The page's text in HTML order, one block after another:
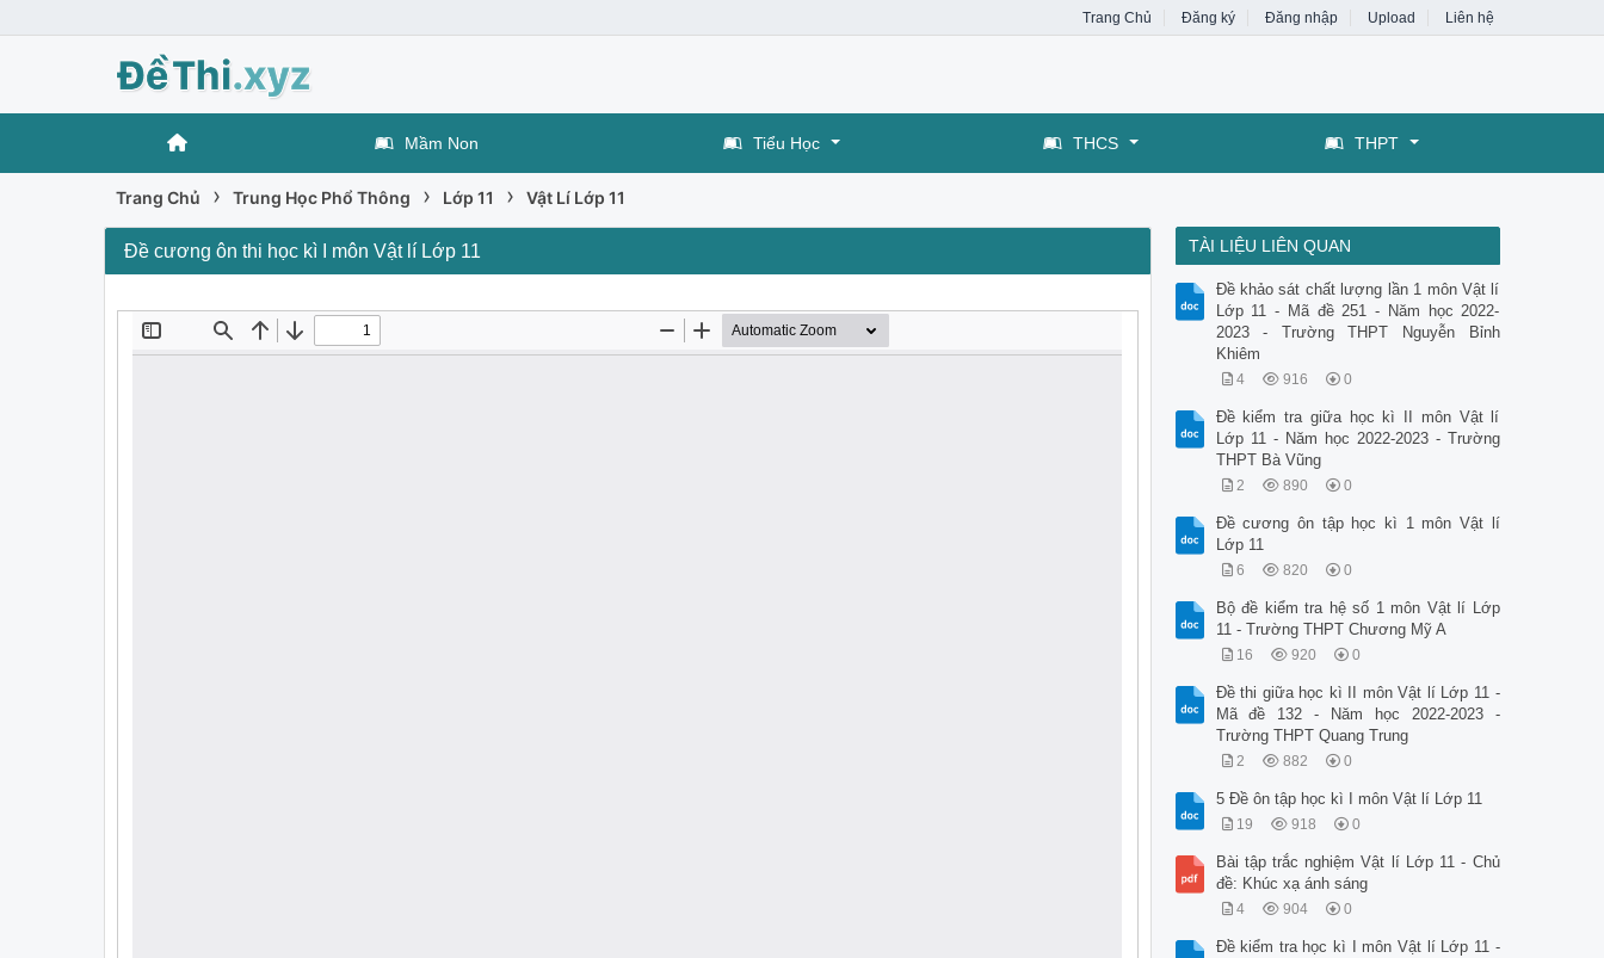
Trang Chủ Đăng ký Đăng nhập Upload Liên hệ
Mầm Non Tiểu Học THCS THPT
Trang Chủ › Trung Học Phổ Thông › Lớp 11 › Vật Lí Lớp 11
Đề cương ôn thi học kì I môn Vật lí Lớp 11 TÀI LIỆU LIÊN QUAN
Đề khảo sát chất lượng lần 1 môn Vật lí
Lớp 11 - Mã đề 251 - Năm học 2022-
2023 - Trường THPT Nguyễn Bỉnh
Khiêm
4 916 0
Đề kiểm tra giữa học kì II môn Vật lí
Lớp 11 - Năm học 2022-2023 - Trường
THPT Bà Vũng
2 890 0
Đề cương ôn tập học kì 1 môn Vật lí
Lớp 11
6 820 0
Bộ đề kiểm tra hệ số 1 môn Vật lí Lớp
11 - Trường THPT Chương Mỹ A
16 920 0
Đề thi giữa học kì II môn Vật lí Lớp 11 -
Mã đề 132 - Năm học 2022-2023 -
Trường THPT Quang Trung
2 882 0
5 Đề ôn tập học kì I môn Vật lí Lớp 11
19 918 0
Bài tập trắc nghiệm Vật lí Lớp 11 - Chủ
đề: Khúc xạ ánh sáng
4 904 0
Đề kiểm tra học kì I môn Vật lí Lớp 11 -